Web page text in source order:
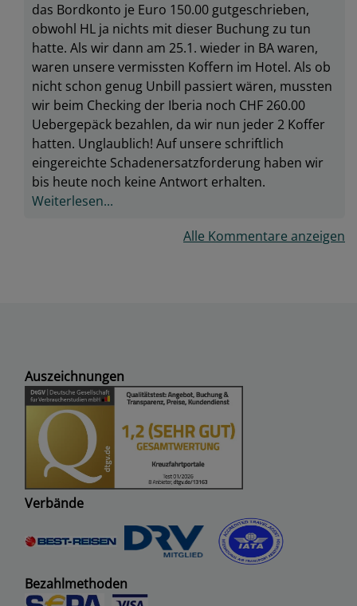
das Bordkonto je Euro 150.00 gutgeschrieben,
obwohl HL ja nichts mit dieser Buchung zu tun
hatte. Als wir dann am 25.1. wieder in BA waren,
waren unsere vermissten Koffern im Hotel. Als ob
nicht schon genug Unbill passiert wären, mussten
wir beim Checking der Iberia noch CHF 260.00
Uebergepäck bezahlen, da wir nun jeder 2 Koffer
hatten. Unglaublich! Auf unsere schriftlich
eingereichte Schadenersatzforderung haben wir
bis heute noch keine Antwort erhalten.
Weiterlesen...
Alle Kommentare anzeigen
Auszeichnungen
Verbände
Bezahlmethoden